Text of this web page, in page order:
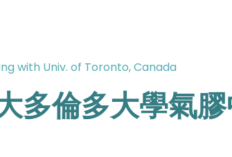
with Univ. of Toronto, Canada
多倫多大學氣